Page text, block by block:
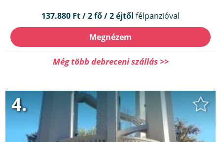
137.880 Ft / 2 fő / 2 éjtől félpanzióval
Megnézem
Még több debreceni szállás >>
4.